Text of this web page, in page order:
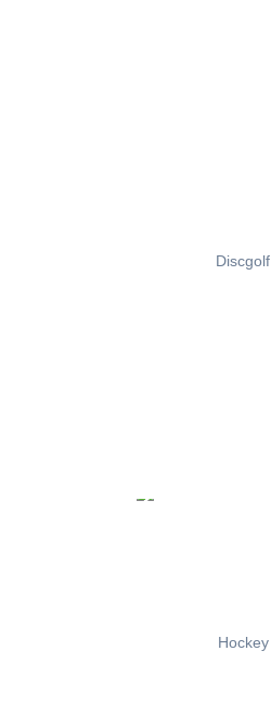
Discgolf
Hockey